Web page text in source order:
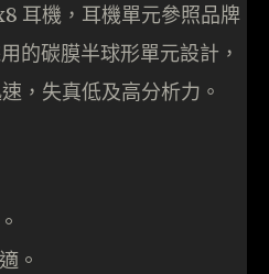
耳機，耳機單元參照品牌
的碳膜半球形單元設計，
，失真低及高分析力。
。